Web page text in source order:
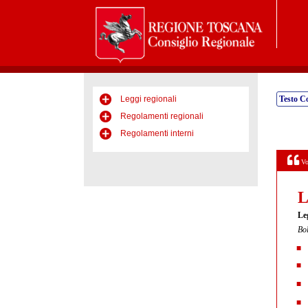
Leggi regionali
Regolamenti regionali
Regolamenti interni
Testo